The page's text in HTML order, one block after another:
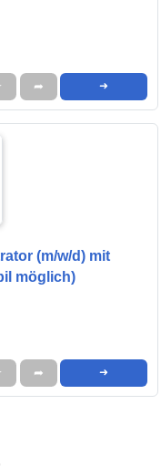
➦ ➜
(m/w/d) mit
möglich)
➦ ➜